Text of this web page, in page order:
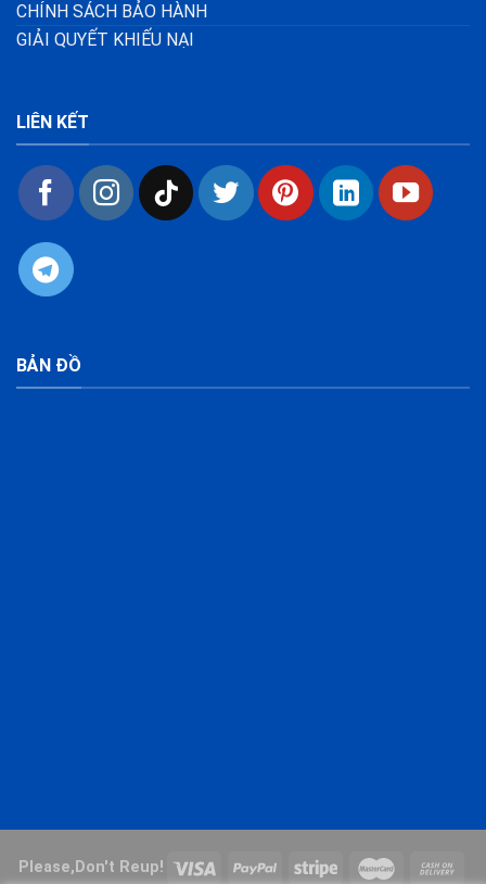
CHÍNH SÁCH BẢO HÀNH
GIẢI QUYẾT KHIẾU NẠI
LIÊN KẾT
BẢN ĐỒ
Please,Don't Reup!